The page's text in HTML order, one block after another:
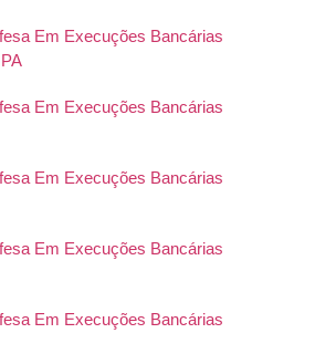
Em Execuções Bancárias
Em Execuções Bancárias
Em Execuções Bancárias
Em Execuções Bancárias
Em Execuções Bancárias